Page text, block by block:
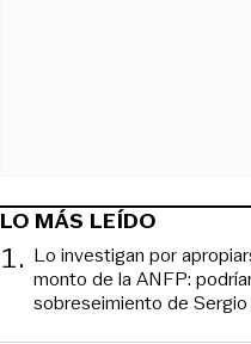
LO MÁS LEÍDO
1. Lo investigan por
monto de la ANFP:
sobreseimiento de Sergio